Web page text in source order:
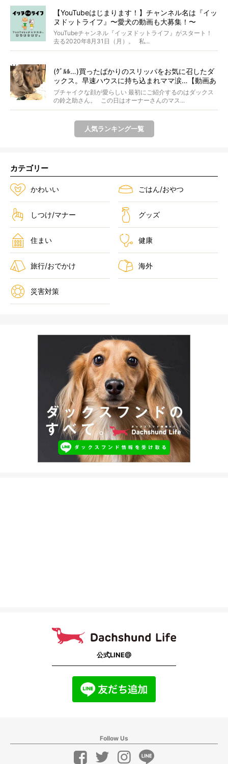
【YouTubeはじまります！】チャンネル名は『イッ
ヌドットライフ』〜愛犬の動画も大募集！〜
YouTubeチャンネル『イッヌドットライフ』がスタート！
去る2020年8月31日（月）。 私...
(ｸﾞﾙﾙ…)買ったばかりのスリッパをお気に召したダ
ックス。早速ハウスに持ち込まれママ涙…【動画あ
り】
ブチャイクな顔が愛らしい 最初にご紹介するのはダックス
の鈴之助さん。 この日はオーナーさんのマス...
人気ランキング一覧
カテゴリー
かわいい ごはん/おやつ
しつけ/マナー グッズ
住まい 健康
旅行/おでかけ 海外
災害対策
公式LINE@
Follow Us